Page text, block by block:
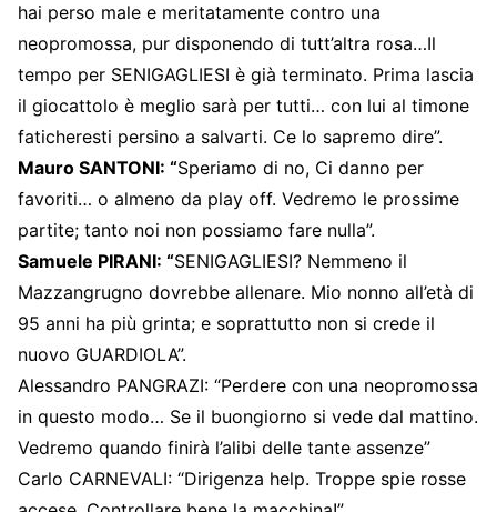
hai perso male e meritatamente contro una
neopromossa, pur disponendo di tutt’altra rosa…Il
tempo per SENIGAGLIESI è già terminato. Prima lascia
il giocattolo è meglio sarà per tutti… con lui al timone
faticheresti persino a salvarti. Ce lo sapremo dire”.
Mauro SANTONI: “Speriamo di no, Ci danno per
favoriti… o almeno da play off. Vedremo le prossime
partite; tanto noi non possiamo fare nulla”.
Samuele PIRANI: “SENIGAGLIESI? Nemmeno il
Mazzangrugno dovrebbe allenare. Mio nonno all’età di
95 anni ha più grinta; e soprattutto non si crede il
nuovo GUARDIOLA”.
Alessandro PANGRAZI: “Perdere con una neopromossa
in questo modo… Se il buongiorno si vede dal mattino.
Vedremo quando finirà l’alibi delle tante assenze”
Carlo CARNEVALI: “Dirigenza help. Troppe spie rosse